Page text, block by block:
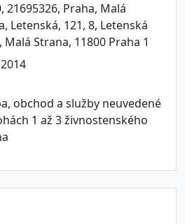
21695326, Praha, Malá
Letenská, 121, 8, Letenská
Malá Strana, 11800 Praha 1
obchod a služby neuvedené
1 až 3 živnostenského